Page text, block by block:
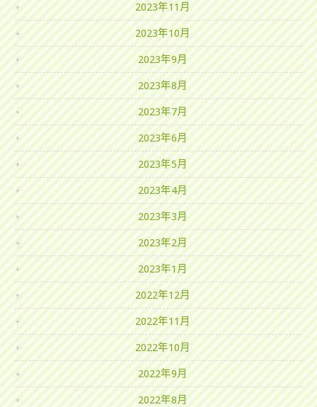
2023年11月
2023年10月
2023年9月
2023年8月
2023年7月
2023年6月
2023年5月
2023年4月
2023年3月
2023年2月
2023年1月
2022年12月
2022年11月
2022年10月
2022年9月
2022年8月